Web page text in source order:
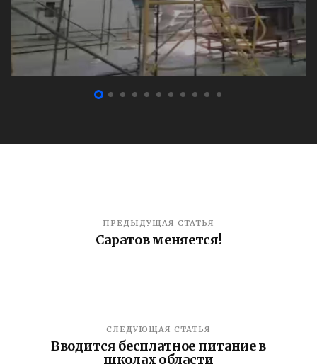
ПРЕДЫДУЩАЯ СТАТЬЯ
Саратов меняется!
СЛЕДУЮЩАЯ СТАТЬЯ
Вводится бесплатное питание в
школах области